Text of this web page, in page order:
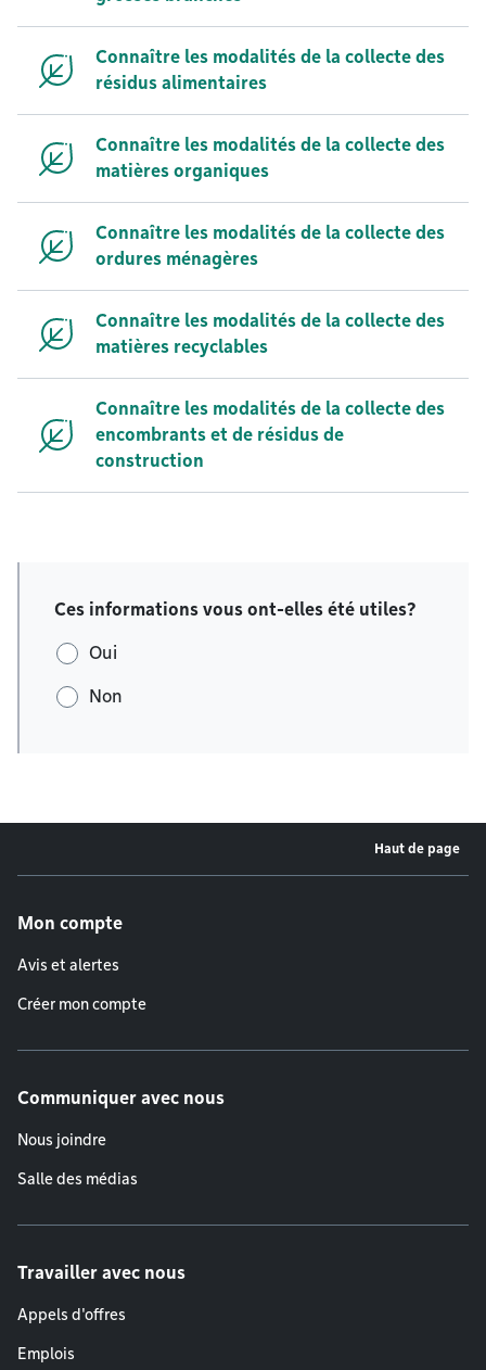
Connaître les modalités de la collecte des
résidus alimentaires
Connaître les modalités de la collecte des
matières organiques
Connaître les modalités de la collecte des
ordures ménagères
Connaître les modalités de la collecte des
matières recyclables
Connaître les modalités de la collecte des
encombrants et de résidus de
construction
Ces informations vous ont-elles été utiles?
Oui
Non
Haut de page
Mon compte
Avis et alertes
Créer mon compte
Communiquer avec nous
Nous joindre
Salle des médias
Travailler avec nous
Appels d'offres
Emplois